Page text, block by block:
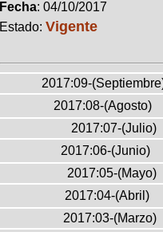
Fecha: 04/10/2017
Estado: Vigente
2017:09-
2017:08-(Agosto)
2017:07-(Julio)
2017:06-(Junio)
2017:05-(Mayo)
2017:04-(Abril)
2017:03-(Marzo)